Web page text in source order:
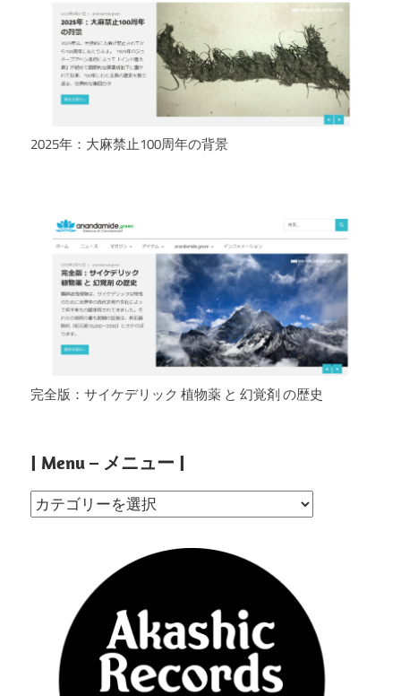
2025年：大麻禁止100周年の背景
完全版：サイケデリック 植物薬 と 幻覚剤 の歴史
| Menu – メニュー |